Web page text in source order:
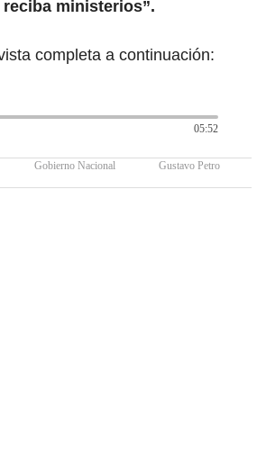
ministerios”.
completa a continuación:
05:52
Gobierno Nacional Gustavo Petro